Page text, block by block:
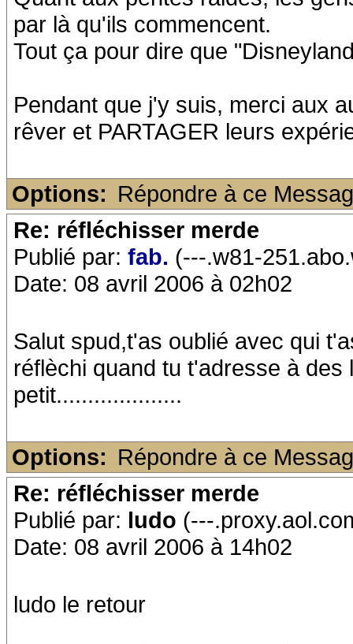
par là qu'ils commencent.
Tout ça pour dire que
Pendant que j'y suis, merci aux
rêver et PARTAGER leurs
Options: Répondre à ce
Re: réfléchisser merde
Publié par: fab. (---.w81-
Date: 08 avril 2006 à 02h02
Salut spud,t'as oublié avec qui
réflèchi quand tu t'adresse à
petit....................
Options: Répondre à ce
Re: réfléchisser merde
Publié par: ludo (---
Date: 08 avril 2006 à 14h02
ludo le retour